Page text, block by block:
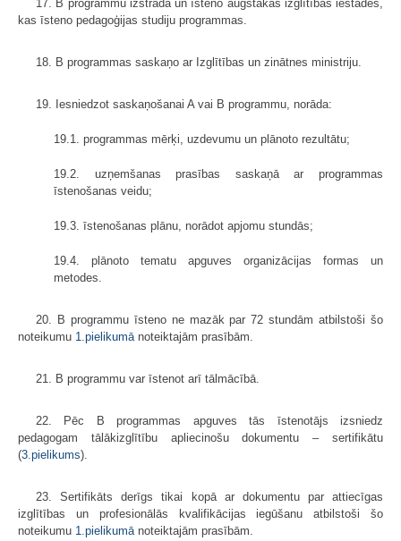
17. B programmu izstrādā un īsteno augstākās izglītības iestādes,
kas īsteno pedagoģijas studiju programmas.
18. B programmas saskaņo ar Izglītības un zinātnes ministriju.
19. Iesniedzot saskaņošanai A vai B programmu, norāda:
19.1. programmas mērķi, uzdevumu un plānoto rezultātu;
19.2. uzņemšanas prasības saskaņā ar programmas
īstenošanas veidu;
19.3. īstenošanas plānu, norādot apjomu stundās;
19.4. plānoto tematu apguves organizācijas formas un
metodes.
20. B programmu īsteno ne mazāk par 72 stundām atbilstoši šo
noteikumu 1.pielikumā noteiktajām prasībām.
21. B programmu var īstenot arī tālmācībā.
22. Pēc B programmas apguves tās īstenotājs izsniedz
pedagogam tālākizglītību apliecinošu dokumentu – sertifikātu
(3.pielikums).
23. Sertifikāts derīgs tikai kopā ar dokumentu par attiecīgas
izglītības un profesionālās kvalifikācijas iegūšanu atbilstoši šo
noteikumu 1.pielikumā noteiktajām prasībām.